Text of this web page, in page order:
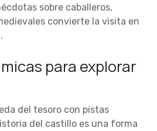
sobre caballeros,
convierte la visita en
para explorar
del tesoro con pistas
del castillo es una forma